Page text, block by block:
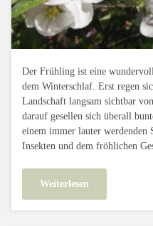
Der Frühling ist eine
dem Winterschlaf. Erst regen
Landschaft langsam sichtbar
darauf gesellen sich überall
einem immer lauter werdenden
Insekten und dem fröhlichen
Weiterlesen